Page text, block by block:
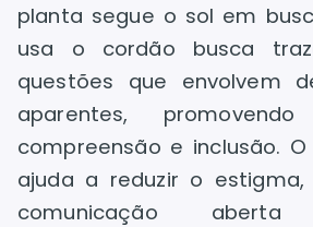
planta segue o sol em
usa o cordão busca
questões que envolvem
aparentes,
compreensão e inclusão.
ajuda a reduzir o estigma,
comunicação